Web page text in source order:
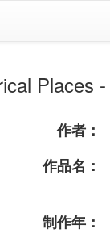
Places -
作者：
作品名：
制作年：